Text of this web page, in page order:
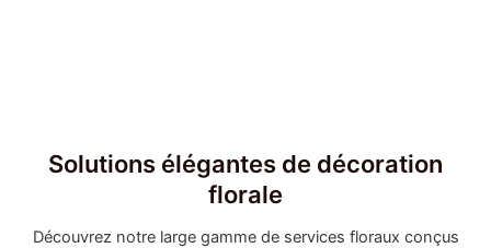
Solutions élégantes de décoration
florale
Découvrez notre large gamme de services floraux conçus